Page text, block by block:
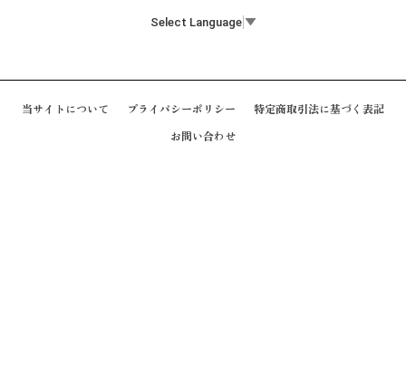
Select Language ▼
当サイトについて プライバシーポリシー 特定商取引法に基づく表記
お問い合わせ